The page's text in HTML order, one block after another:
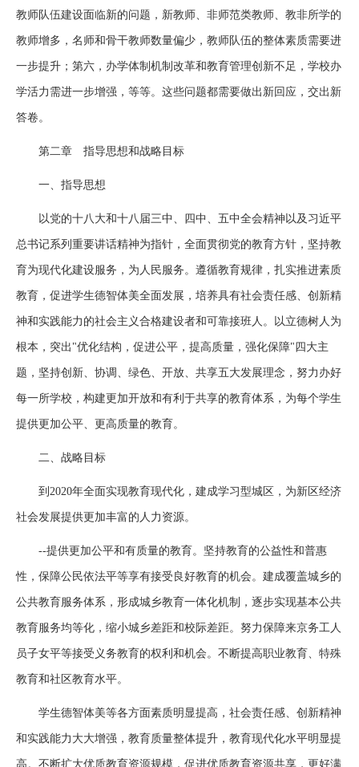
教师队伍建设面临新的问题，新教师、非师范类教师、教非所学的
教师增多，名师和骨干教师数量偏少，教师队伍的整体素质需要进
一步提升；第六，办学体制机制改革和教育管理创新不足，学校办
学活力需进一步增强，等等。这些问题都需要做出新回应，交出新
答卷。
第二章 指导思想和战略目标
一、指导思想
以党的十八大和十八届三中、四中、五中全会精神以及习近平
总书记系列重要讲话精神为指针，全面贯彻党的教育方针，坚持教
育为现代化建设服务，为人民服务。遵循教育规律，扎实推进素质
教育，促进学生德智体美全面发展，培养具有社会责任感、创新精
神和实践能力的社会主义合格建设者和可靠接班人。以立德树人为
根本，突出"优化结构，促进公平，提高质量，强化保障"四大主
题，坚持创新、协调、绿色、开放、共享五大发展理念，努力办好
每一所学校，构建更加开放和有利于共享的教育体系，为每个学生
提供更加公平、更高质量的教育。
二、战略目标
到2020年全面实现教育现代化，建成学习型城区，为新区经济
社会发展提供更加丰富的人力资源。
--提供更加公平和有质量的教育。坚持教育的公益性和普惠
性，保障公民依法平等享有接受良好教育的机会。建成覆盖城乡的
公共教育服务体系，形成城乡教育一体化机制，逐步实现基本公共
教育服务均等化，缩小城乡差距和校际差距。努力保障来京务工人
员子女平等接受义务教育的权利和机会。不断提高职业教育、特殊
教育和社区教育水平。
学生德智体美等各方面素质明显提高，社会责任感、创新精神
和实践能力大大增强，教育质量整体提升，教育现代化水平明显提
高。不断扩大优质教育资源规模，促进优质教育资源共享，更好满